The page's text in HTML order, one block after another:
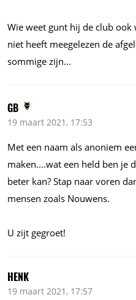
Wie weet gunt hij de club
niet heeft meegelezen de
sommige zijn...
GB
19 maart 2021, 17:53
Met een naam als anoniem
maken....wat een held ben je
beter kan? Stap naar voren
mensen zoals Nouwens.
U zijt gegroet!
HENK
19 maart 2021, 17:57